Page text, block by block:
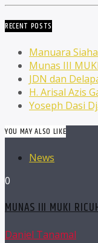
RECENT POSTS
Manuara
Munas III
JDN dan
H. Arisal Azis
Yoseph Dasi
YOU MAY ALSO LIKE
News
0
MUNAS III MUKI
Daniel Tanamal